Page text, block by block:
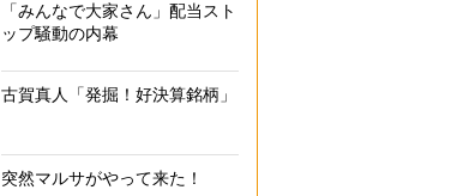
「みんなで大家さん」配当スト
ップ騒動の内幕
古賀真人「発掘！好決算銘柄」
突然マルサがやって来た！